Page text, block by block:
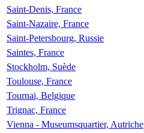
Saint-Denis, France
Saint-Nazaire, France
Saint-Petersbourg, Russie
Saintes, France
Stockholm, Suède
Toulouse, France
Tournai, Belgique
Trignac, France
Vienna - Museumsquartier, Autriche